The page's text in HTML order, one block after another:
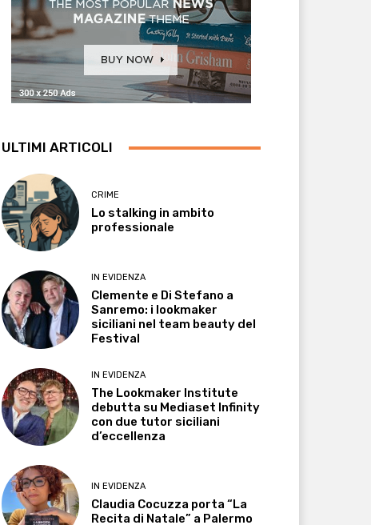
ULTIMI ARTICOLI
CRIME
Lo stalking in ambito
professionale
IN EVIDENZA
Clemente e Di Stefano a
Sanremo: i lookmaker
siciliani nel team beauty del
Festival
IN EVIDENZA
The Lookmaker Institute
debutta su Mediaset Infinity
con due tutor siciliani
d’eccellenza
IN EVIDENZA
Claudia Cocuzza porta “La
Recita di Natale” a Palermo